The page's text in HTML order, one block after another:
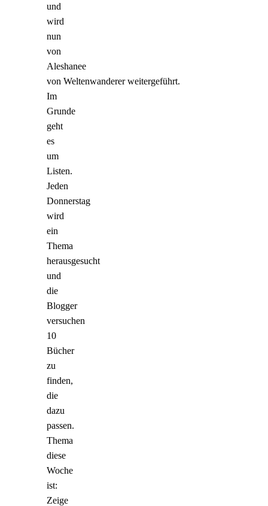
und
wird
nun
von
Aleshanee
von Weltenwanderer weitergeführt.
Im
Grunde
geht
es
um
Listen.
Jeden
Donnerstag
wird
ein
Thema
herausgesucht
und
die
Blogger
versuchen
10
Bücher
zu
finden,
die
dazu
passen.
Thema
diese
Woche
ist:
Zeige